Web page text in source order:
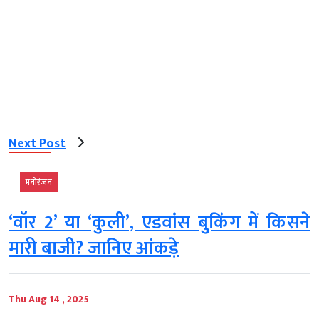
Next Post
मनोरंजन
‘वॉर 2’ या ‘कुली’, एडवांस बुकिंग में किसने
मारी बाजी? जानिए आंकड़े
Thu Aug 14 , 2025